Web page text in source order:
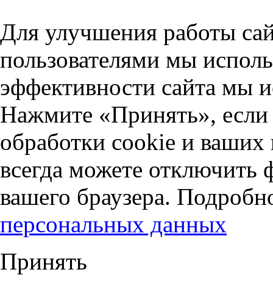
Для улучшения работы
пользователями мы
эффективности сайта мы
Нажмите «Принять», если
обработки cookie и
всегда можете отключить
вашего браузера.
персональных данных
Принять